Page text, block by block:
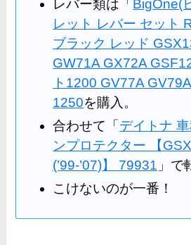
レバー類は「 BigOne(
レット レバー セット
ブラック レッド
GW71A GX72A
ト1200 GV77A
1250を購入。
合わせて「 デイトナ
ンプロテクター 【
(’99-’07)】 79931 」で
こけないのが一番！